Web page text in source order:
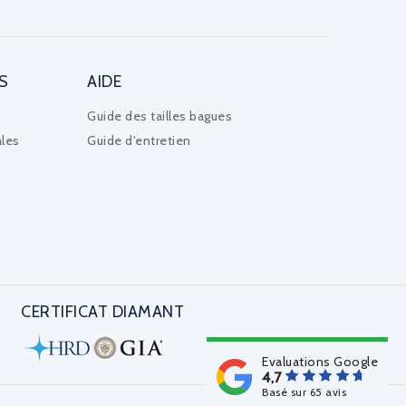
Evaluations Google
4,7
Basé sur 65 avis
AIDE
Guide des tailles bagues
Guide d'entretien
CERTIFICAT DIAMANT